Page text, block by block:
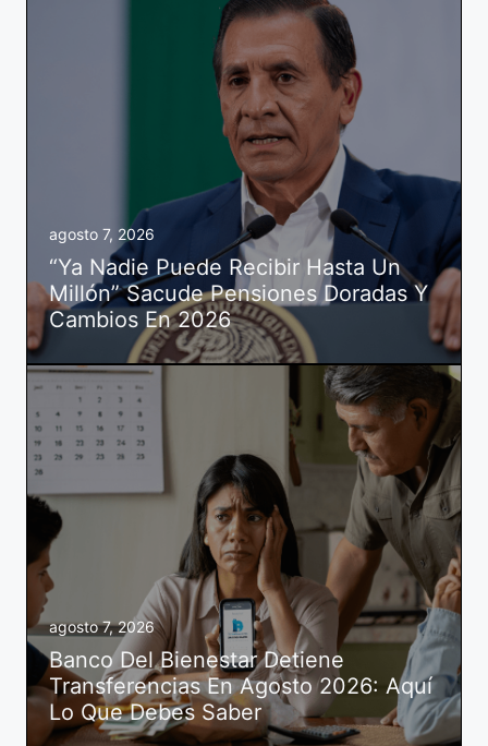
agosto 7, 2026
“Ya Nadie Puede Recibir Hasta Un
Millón” Sacude Pensiones Doradas Y
Cambios En 2026
agosto 7, 2026
Banco Del Bienestar Detiene
Transferencias En Agosto 2026: Aquí
Lo Que Debes Saber